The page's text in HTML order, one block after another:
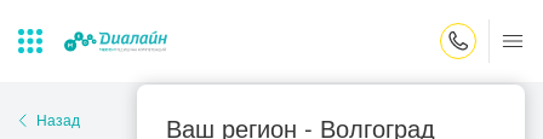
Ваш регион - Волгоград
Закрыть поиск
Назад